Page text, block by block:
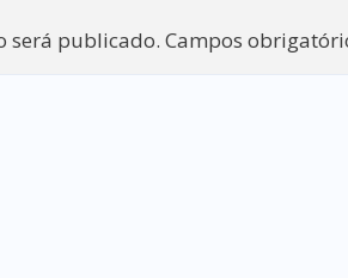
será publicado. Campos